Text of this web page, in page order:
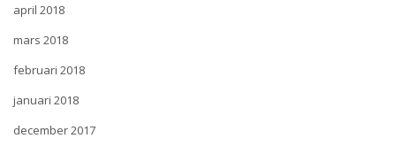
april 2018
mars 2018
februari 2018
januari 2018
december 2017